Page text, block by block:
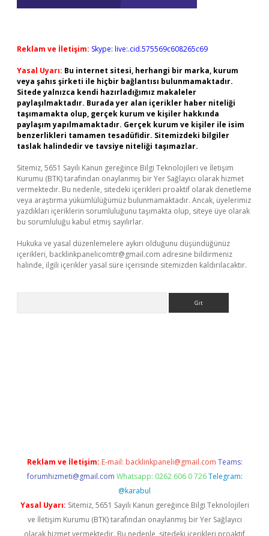
Reklam ve İletişim: Skype: live:.cid.575569c608265c69
Yasal Uyarı: Bu internet sitesi, herhangi bir marka, kurum
veya şahıs şirketi ile hiçbir bağlantısı bulunmamaktadır.
Sitede yalnızca kendi hazırladığımız makaleler
paylaşılmaktadır. Burada yer alan içerikler haber niteliği
taşımamakta olup, gerçek kurum ve kişiler hakkında
paylaşım yapılmamaktadır. Gerçek kurum ve kişiler ile isim
benzerlikleri tamamen tesadüfidir. Sitemizdeki bilgiler
taslak halindedir ve tavsiye niteliği taşımazlar.
Sitemiz, 5651 Sayılı Kanun gereğince Bilgi Teknolojileri ve İletişim
Kurumu (BTK) tarafından onaylanmış bir Yer Sağlayıcı olarak hizmet
vermektedir. Bu nedenle, sitedeki içerikleri proaktif olarak denetleme
veya araştırma yükümlülüğümüz bulunmamaktadır. Ancak, üyelerimiz
yazdıkları içeriklerin sorumluluğunu taşımakta olup, siteye üye olarak
bu sorumluluğu kabul etmiş sayılırlar.
Hukuka ve yasal düzenlemelere aykırı olduğunu düşündüğünüz
içerikleri, backlinkpanelicomtr@gmail.com adresine bildirmeniz
halinde, ilgili içerikler yasal süre içerisinde sitemizden kaldırılacaktır.
Reklam ve İletişim: E-mail: backlinkpaneli@gmail.com Teams:
forumhizmeti@gmail.com Whatsapp: 0262 606 0 726 Telegram:
@karabul
Yasal Uyarı: Sitemiz, 5651 Sayılı Kanun gereğince Bilgi Teknolojileri
ve İletişim Kurumu (BTK) tarafından onaylanmış bir Yer Sağlayıcı
olarak hizmet vermektedir. Bu nedenle, sitedeki içerikleri proaktif